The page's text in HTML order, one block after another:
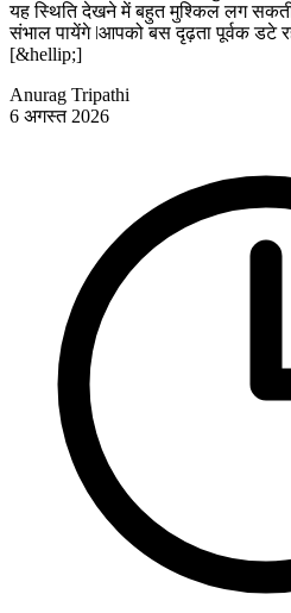
यह स्थिति देखने में बहुत मुश्किल लग
संभाल पायेंगे ǀआपको बस दृढ़ता पूर्वक डटे
[&hellip;]
Anurag Tripathi
6 अगस्त 2026